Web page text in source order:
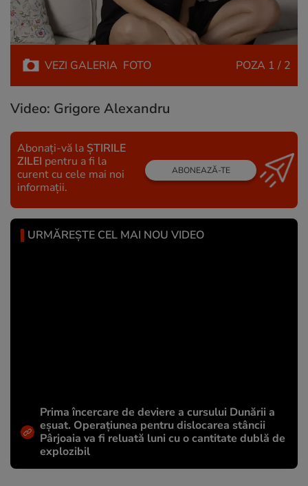
VEZI GALERIA FOTO POZA 1 / 2
Video: Grigore Alexandru
Abonați-vă la ȘTIRILE
ZILEI pentru a fi la
curent cu cele mai noi
informații.
ABONEAZĂ-TE
URMĂREȘTE CEL MAI NOU VIDEO
Prima încercare de deviere a cursului Dunării a
eșuat. Operațiunea pentru dislocarea stâncii
Pârjoaia va fi reluată luni cu o cantitate dublă de
explozibil